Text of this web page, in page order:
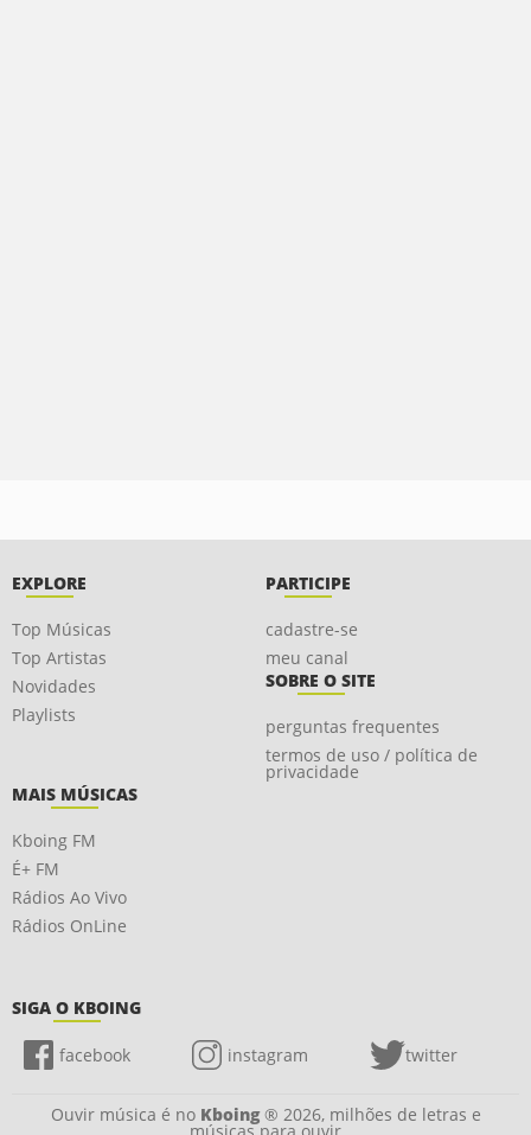
EXPLORE
Top Músicas
Top Artistas
Novidades
Playlists
PARTICIPE
cadastre-se
meu canal
SOBRE O SITE
perguntas frequentes
termos de uso / política de
privacidade
MAIS MÚSICAS
Kboing FM
É+ FM
Rádios Ao Vivo
Rádios OnLine
SIGA O KBOING
facebook instagram twitter
Ouvir música é no Kboing® 2026, milhões de letras e
músicas para ouvir